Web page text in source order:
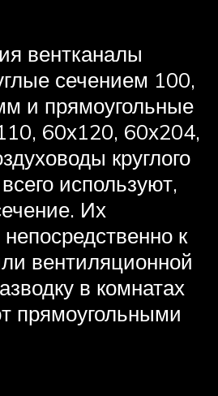
вентканалы
сечением 100,
и прямоугольные
60х120, 60х204,
круглого
используют,
Их
к
вентиляционной
в комнатах
прямоугольными